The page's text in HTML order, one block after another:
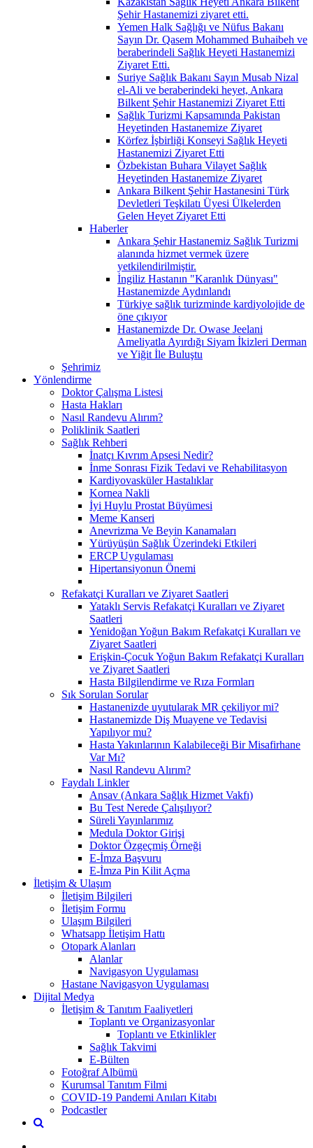
Şehir Hastanemizi ziyaret etti.
Yemen Halk Sağlığı ve Nüfus Bakanı
Sayın Dr. Qasem Mohammed Buhaibeh ve
beraberindeli Sağlık Heyeti Hastanemizi
Ziyaret Etti.
Suriye Sağlık Bakanı Sayın Musab Nizal
el-Ali ve beraberindeki heyet, Ankara
Bilkent Şehir Hastanemizi Ziyaret Etti
Sağlık Turizmi Kapsamında Pakistan
Heyetinden Hastanemize Ziyaret
Körfez İşbirliği Konseyi Sağlık Heyeti
Hastanemizi Ziyaret Etti
Özbekistan Buhara Vilayet Sağlık
Heyetinden Hastanemize Ziyaret
Ankara Bilkent Şehir Hastanesini Türk
Devletleri Teşkilatı Üyesi Ülkelerden
Gelen Heyet Ziyaret Etti
Haberler
Ankara Şehir Hastanemiz Sağlık Turizmi
alanında hizmet vermek üzere
yetkilendirilmiştir.
İngiliz Hastanın "Karanlık Dünyası"
Hastanemizde Aydınlandı
Türkiye sağlık turizminde kardiyolojide de
öne çıkıyor
Hastanemizde Dr. Owase Jeelani
Ameliyatla Ayırdığı Siyam İkizleri Derman
ve Yiğit İle Buluştu
Şehrimiz
Yönlendirme
Doktor Çalışma Listesi
Hasta Hakları
Nasıl Randevu Alırım?
Poliklinik Saatleri
Sağlık Rehberi
İnatçı Kıvrım Apsesi Nedir?
İnme Sonrası Fizik Tedavi ve Rehabilitasyon
Kardiyovasküler Hastalıklar
Kornea Nakli
İyi Huylu Prostat Büyümesi
Meme Kanseri
Anevrizma Ve Beyin Kanamaları
Yürüyüşün Sağlık Üzerindeki Etkileri
ERCP Uygulaması
Hipertansiyonun Önemi
Refakatçi Kuralları ve Ziyaret Saatleri
Yataklı Servis Refakatçi Kuralları ve Ziyaret
Saatleri
Yenidoğan Yoğun Bakım Refakatçi Kuralları ve
Ziyaret Saatleri
Erişkin-Çocuk Yoğun Bakım Refakatçi Kuralları
ve Ziyaret Saatleri
Hasta Bilgilendirme ve Rıza Formları
Sık Sorulan Sorular
Hastanenizde uyutularak MR çekiliyor mi?
Hastanemizde Diş Muayene ve Tedavisi
Yapılıyor mu?
Hasta Yakınlarının Kalabileceği Bir Misafirhane
Var Mı?
Nasıl Randevu Alırım?
Faydalı Linkler
Ansav (Ankara Sağlık Hizmet Vakfı)
Bu Test Nerede Çalışılıyor?
Süreli Yayınlarımız
Medula Doktor Girişi
Doktor Özgeçmiş Örneği
E-İmza Başvuru
E-İmza Pin Kilit Açma
İletişim & Ulaşım
İletişim Bilgileri
İletişim Formu
Ulaşım Bilgileri
Whatsapp İletişim Hattı
Otopark Alanları
Alanlar
Navigasyon Uygulaması
Hastane Navigasyon Uygulaması
Dijital Medya
İletişim & Tanıtım Faaliyetleri
Toplantı ve Organizasyonlar
Toplantı ve Etkinlikler
Sağlık Takvimi
E-Bülten
Fotoğraf Albümü
Kurumsal Tanıtım Filmi
COVID-19 Pandemi Anıları Kitabı
Podcastler